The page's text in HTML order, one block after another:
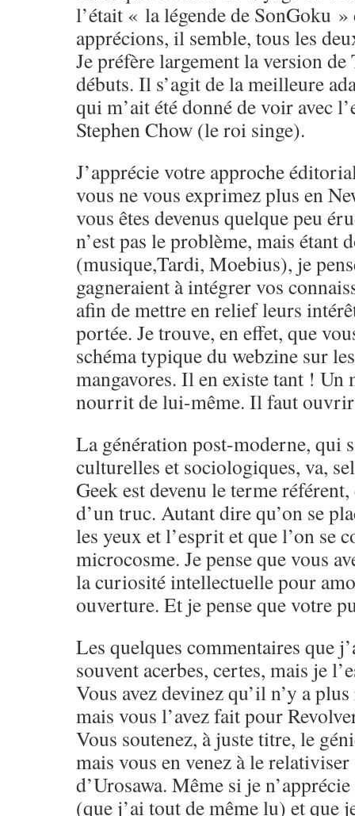
l’était « la légende de SonGoku »
apprécions, il semble, tous les
Je préfère largement la version de
débuts. Il s’agit de la meilleure
qui m’ait été donné de voir avec
Stephen Chow (le roi singe).
J’apprécie votre approche
vous ne vous exprimez plus en
vous êtes devenus quelque peu
n’est pas le problème, mais étant
(musique,Tardi, Moebius), je
gagneraient à intégrer vos
afin de mettre en relief leurs
portée. Je trouve, en effet, que
schéma typique du webzine sur
mangavores. Il en existe tant ! Un
nourrit de lui-même. Il faut
La génération post-moderne, qui
culturelles et sociologiques, va,
Geek est devenu le terme
d’un truc. Autant dire qu’on se
les yeux et l’esprit et que l’on se
microcosme. Je pense que vous
la curiosité intellectuelle pour
ouverture. Et je pense que votre
Les quelques commentaires que
souvent acerbes, certes, mais je
Vous avez devinez qu’il n’y a
mais vous l’avez fait pour
Vous soutenez, à juste titre, le
mais vous en venez à le
d’Urosawa. Même si je
(que j’ai tout de même lu) et que